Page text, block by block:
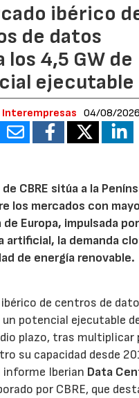
ibérico
de datos
los 4,5 GW de
ejecutable
Interempresas 04/08/2026
CBRE sitúa a la
los mercados con
Europa, impulsada
artificial, la demanda
de energía renovable.
ibérico de centros de
potencial ejecutable
plazo, tras multiplicar
su capacidad desde
informe Iberian Data
por CBRE, que